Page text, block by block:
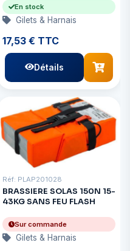
En stock
Gilets & Harnais
17,53 € TTC
Détails
Réf: PLAP201028
BRASSIERE SOLAS 150N 15-
43KG SANS FEU FLASH
Sur commande
Gilets & Harnais